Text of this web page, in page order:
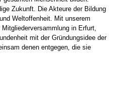
Zukunft. Die Akteure der Bildung
Weltoffenheit. Mit unserem
in Erfurt,
mit der Gründungsidee der
denen entgegen, die sie